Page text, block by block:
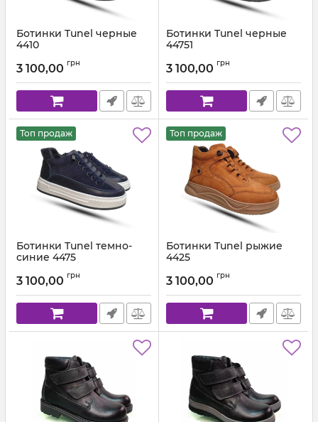
Ботинки Tunel черные
4410
3 100,00 грн
Ботинки Tunel черные
44751
3 100,00 грн
Топ продаж
Ботинки Tunel темно-
синие 4475
3 100,00 грн
Топ продаж
Ботинки Tunel рыжие
4425
3 100,00 грн